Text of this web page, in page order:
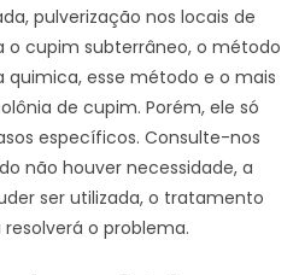
pulverização nos locais de
o cupim subterrâneo, o método
esse método e o mais
de cupim. Porém, ele só
específicos. Consulte-nos
não houver necessidade, a
ser utilizada, o tratamento
o problema.